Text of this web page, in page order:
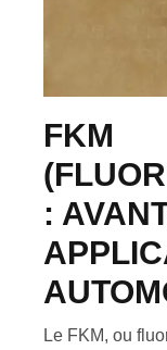
FKM
:
Le FKM, ou